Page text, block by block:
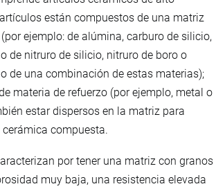
están compuestos de una matriz
ejemplo: de alúmina, carburo de silicio,
de nitruro de silicio, nitruro de boro o
de una combinación de estas materias);
materia de refuerzo (por ejemplo, metal o
estar dispersos en la matriz para
compuesta.
por tener una matriz con granos
muy baja, una resistencia elevada